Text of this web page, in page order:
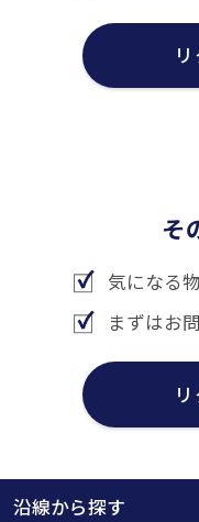
そ
気になる
まずはお
沿線から探す